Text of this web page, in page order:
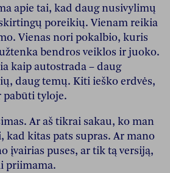
apie tai, kad daug nusivylimų
poreikių. Vienam reikia
Vienas nori pokalbio, kuris
bendros veiklos ir juoko.
kaip autostrada – daug
daug temų. Kiti ieško erdvės,
pabūti tyloje.
Ar aš tikrai sakau, ko man
kitas pats supras. Ar mano
įvairias puses, ar tik tą versiją,
priimama.